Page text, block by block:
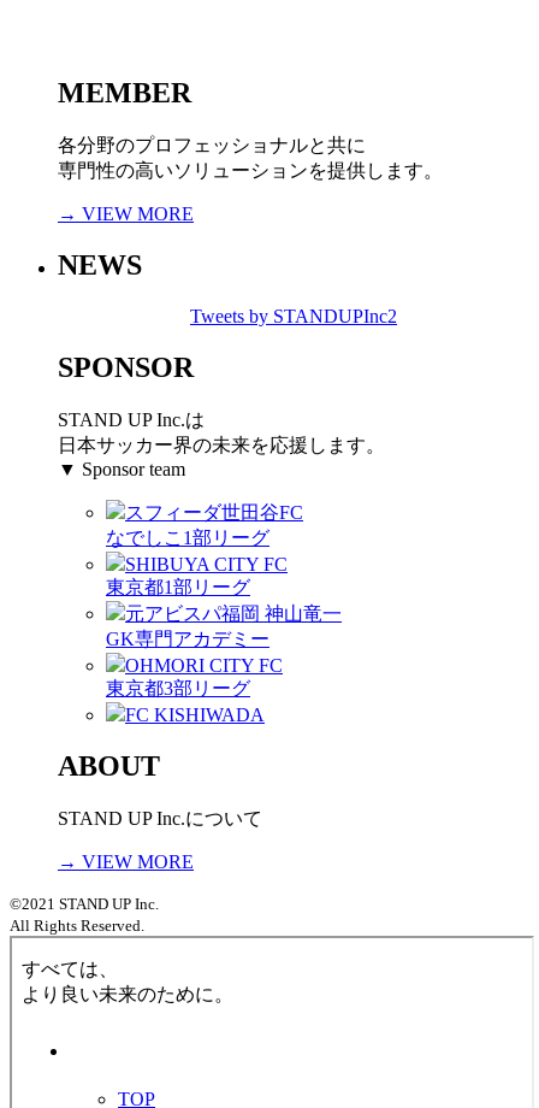
MEMBER
各分野のプロフェッショナルと共に
専門性の高いソリューションを提供します。
→ VIEW MORE
NEWS
Tweets by STANDUPInc2
SPONSOR
STAND UP Inc.は
日本サッカー界の未来を応援します。
▼ Sponsor team
スフィーダ世田谷FC
なでしこ1部リーグ
SHIBUYA CITY FC
東京都1部リーグ
元アビスパ福岡 神山竜一
GK専門アカデミー
OHMORI CITY FC
東京都3部リーグ
FC KISHIWADA
ABOUT
STAND UP Inc.について
→ VIEW MORE
©2021 STAND UP Inc.
All Rights Reserved.